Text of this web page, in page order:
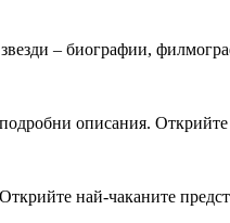
– биографии,
описания.
най-чаканите